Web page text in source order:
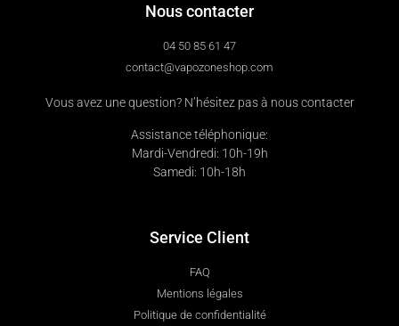
Nous contacter
04 50 85 61 47
contact@vapozoneshop.com
Vous avez une question? N’hésitez pas à nous contacter
Assistance téléphonique:
Mardi-Vendredi: 10h-19h
Samedi: 10h-18h
Service Client
FAQ
Mentions légales
Politique de confidentialité